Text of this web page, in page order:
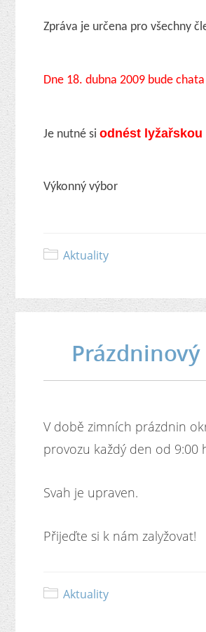
Zpráva je určena pro všechny
Dne 18. dubna 2009 bude
Je nutné si odnést
Výkonný výbor
Aktuality
V době zimních prázdnin
provozu každý den od 9:00
Svah je upraven.
Přijeďte si k nám zalyžovat!
Aktuality